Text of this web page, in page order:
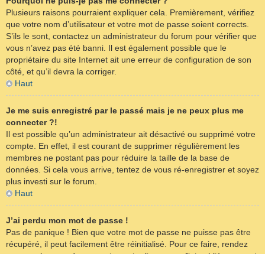
Plusieurs raisons pourraient expliquer cela. Premièrement, vérifiez
que votre nom d’utilisateur et votre mot de passe soient corrects.
S’ils le sont, contactez un administrateur du forum pour vérifier que
vous n’avez pas été banni. Il est également possible que le
propriétaire du site Internet ait une erreur de configuration de son
côté, et qu’il devra la corriger.
Haut
Je me suis enregistré par le passé mais je ne peux plus me
connecter ?!
Il est possible qu’un administrateur ait désactivé ou supprimé votre
compte. En effet, il est courant de supprimer régulièrement les
membres ne postant pas pour réduire la taille de la base de
données. Si cela vous arrive, tentez de vous ré-enregistrer et soyez
plus investi sur le forum.
Haut
J’ai perdu mon mot de passe !
Pas de panique ! Bien que votre mot de passe ne puisse pas être
récupéré, il peut facilement être réinitialisé. Pour ce faire, rendez